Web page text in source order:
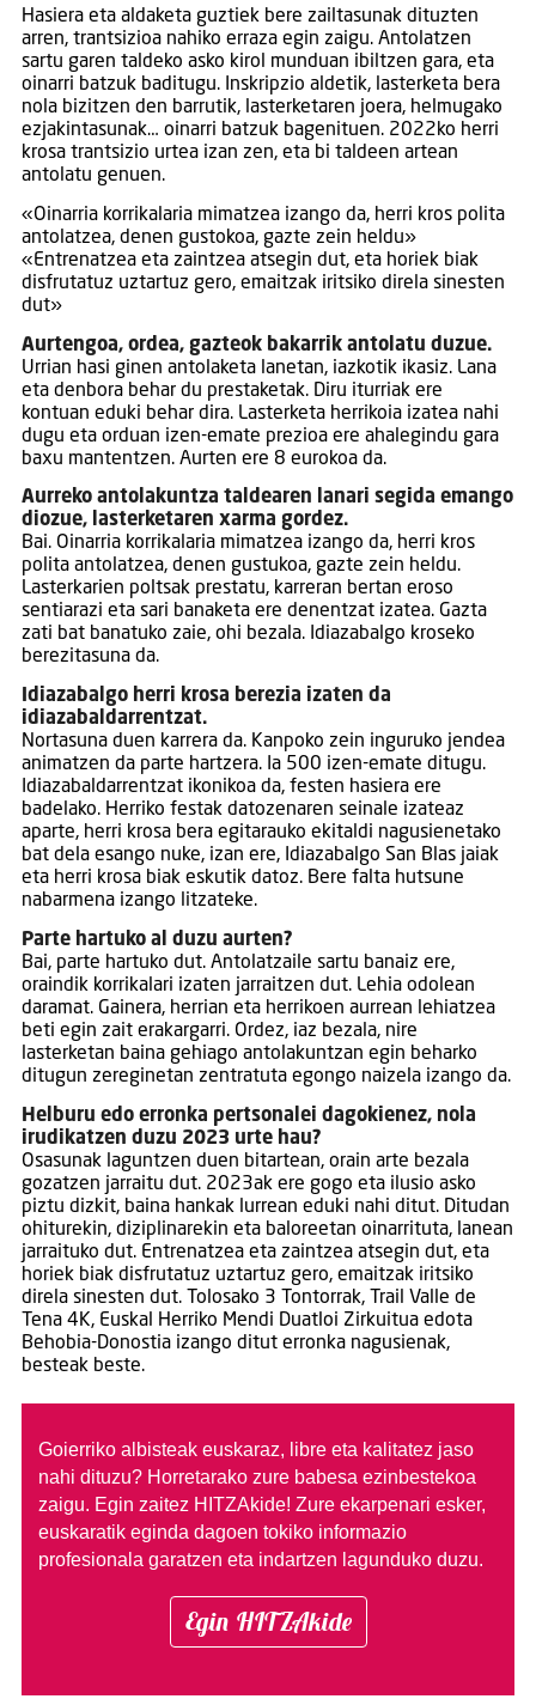
Hasiera eta aldaketa guztiek bere zailtasunak dituzten
arren, trantsizioa nahiko erraza egin zaigu. Antolatzen
sartu garen taldeko asko kirol munduan ibiltzen gara, eta
oinarri batzuk baditugu. Inskripzio aldetik, lasterketa bera
nola bizitzen den barrutik, lasterketaren joera, helmugako
ezjakintasunak… oinarri batzuk bagenituen. 2022ko herri
krosa trantsizio urtea izan zen, eta bi taldeen artean
antolatu genuen.
«Oinarria korrikalaria mimatzea izango da, herri kros polita
antolatzea, denen gustokoa, gazte zein heldu»
«Entrenatzea eta zaintzea atsegin dut, eta horiek biak
disfrutatuz uztartuz gero, emaitzak iritsiko direla sinesten
dut»
Aurtengoa, ordea, gazteok bakarrik antolatu duzue.
Urrian hasi ginen antolaketa lanetan, iazkotik ikasiz. Lana
eta denbora behar du prestaketak. Diru iturriak ere
kontuan eduki behar dira. Lasterketa herrikoia izatea nahi
dugu eta orduan izen-emate prezioa ere ahalegindu gara
baxu mantentzen. Aurten ere 8 eurokoa da.
Aurreko antolakuntza taldearen lanari segida emango
diozue, lasterketaren xarma gordez.
Bai. Oinarria korrikalaria mimatzea izango da, herri kros
polita antolatzea, denen gustukoa, gazte zein heldu.
Lasterkarien poltsak prestatu, karreran bertan eroso
sentiarazi eta sari banaketa ere denentzat izatea. Gazta
zati bat banatuko zaie, ohi bezala. Idiazabalgo kroseko
berezitasuna da.
Idiazabalgo herri krosa berezia izaten da
idiazabaldarrentzat.
Nortasuna duen karrera da. Kanpoko zein inguruko jendea
animatzen da parte hartzera. Ia 500 izen-emate ditugu.
Idiazabaldarrentzat ikonikoa da, festen hasiera ere
badelako. Herriko festak datozenaren seinale izateaz
aparte, herri krosa bera egitarauko ekitaldi nagusienetako
bat dela esango nuke, izan ere, Idiazabalgo San Blas jaiak
eta herri krosa biak eskutik datoz. Bere falta hutsune
nabarmena izango litzateke.
Parte hartuko al duzu aurten?
Bai, parte hartuko dut. Antolatzaile sartu banaiz ere,
oraindik korrikalari izaten jarraitzen dut. Lehia odolean
daramat. Gainera, herrian eta herrikoen aurrean lehiatzea
beti egin zait erakargarri. Ordez, iaz bezala, nire
lasterketan baina gehiago antolakuntzan egin beharko
ditugun zereginetan zentratuta egongo naizela izango da.
Helburu edo erronka pertsonalei dagokienez, nola
irudikatzen duzu 2023 urte hau?
Osasunak laguntzen duen bitartean, orain arte bezala
gozatzen jarraitu dut. 2023ak ere gogo eta ilusio asko
piztu dizkit, baina hankak lurrean eduki nahi ditut. Ditudan
ohiturekin, diziplinarekin eta baloreetan oinarrituta, lanean
jarraituko dut. Entrenatzea eta zaintzea atsegin dut, eta
horiek biak disfrutatuz uztartuz gero, emaitzak iritsiko
direla sinesten dut. Tolosako 3 Tontorrak, Trail Valle de
Tena 4K, Euskal Herriko Mendi Duatloi Zirkuitua edota
Behobia-Donostia izango ditut erronka nagusienak,
besteak beste.
Goierriko albisteak euskaraz, libre eta kalitatez jaso
nahi dituzu? Horretarako zure babesa ezinbestekoa
zaigu. Egin zaitez HITZAkide! Zure ekarpenari esker,
euskaratik eginda dagoen tokiko informazio
profesionala garatzen eta indartzen lagunduko duzu.
Egin HITZAkide